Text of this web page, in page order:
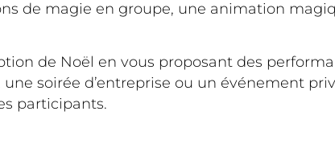
de magie en groupe, une animation
de Noël en vous proposant des
soirée d’entreprise ou un événement
participants.